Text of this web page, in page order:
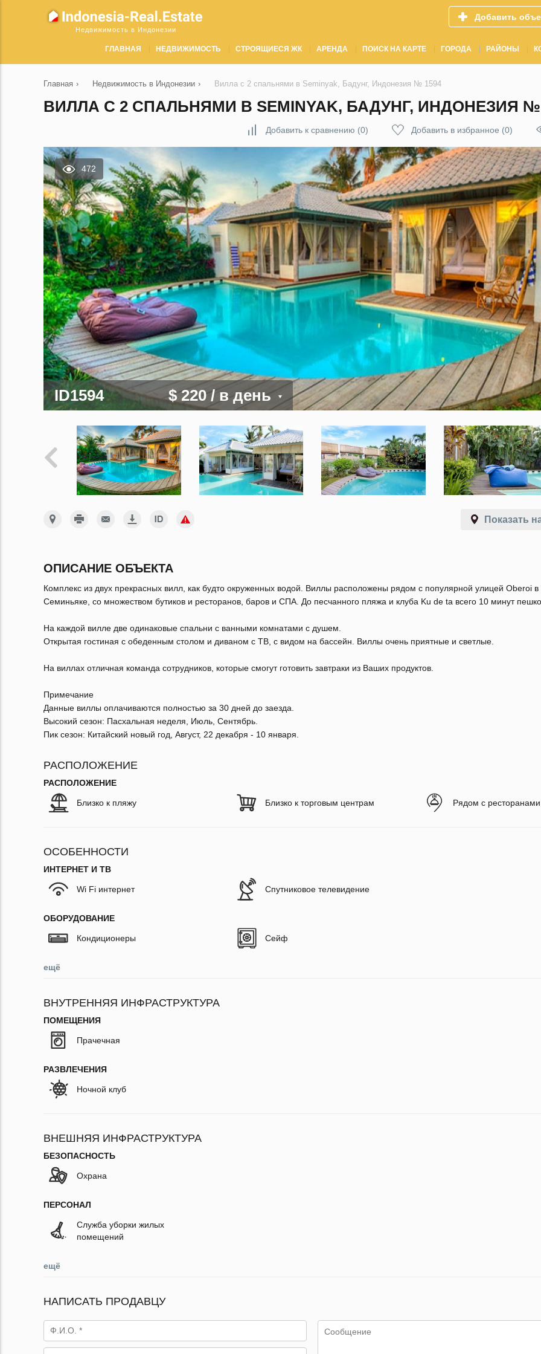
Недвижимость в Индонезии
Добавить
ГЛАВНАЯ НЕДВИЖИМОСТЬ СТРОЯЩИЕСЯ ЖК АРЕНДА ПОИСК НА КАРТЕ ГОРОДА РАЙОНЫ
Главная › Недвижимость в Индонезии › Вилла с 2 спальнями в Seminyak, Бадунг, Индонезия № 1594
ВИЛЛА С 2 СПАЛЬНЯМИ В SEMINYAK, БАДУНГ, ИНДОНЕЗИЯ №
Добавить к сравнению (0) Добавить в избранное (0)
472
ID1594 $ 220/ в день
Показать
ОПИСАНИЕ ОБЪЕКТА
Комплекс из двух прекрасных вилл, как будто окруженных водой. Виллы расположены рядом с популярной улицей Oberoi в
Семиньяке, со множеством бутиков и ресторанов, баров и СПА. До песчанного пляжа и клуба Ku de ta всего 10 минут
На каждой вилле две одинаковые спальни с ванными комнатами с душем.
Открытая гостиная с обеденным столом и диваном с ТВ, с видом на бассейн. Виллы очень приятные и светлые.
На виллах отличная команда сотрудников, которые смогут готовить завтраки из Ваших продуктов.
Примечание
Данные виллы оплачиваются полностью за 30 дней до заезда.
Высокий сезон: Пасхальная неделя, Июль, Сентябрь.
Пик сезон: Китайский новый год, Август, 22 декабря - 10 января.
РАСПОЛОЖЕНИЕ
РАСПОЛОЖЕНИЕ
Близко к пляжу Близко к торговым центрам Рядом с ресторанами
ОСОБЕННОСТИ
ИНТЕРНЕТ И ТВ
Wi Fi интернет Спутниковое телевидение
ОБОРУДОВАНИЕ
Кондиционеры Сейф
ещё
ВНУТРЕННЯЯ ИНФРАСТРУКТУРА
ПОМЕЩЕНИЯ
Прачечная
РАЗВЛЕЧЕНИЯ
Ночной клуб
ВНЕШНЯЯ ИНФРАСТРУКТУРА
БЕЗОПАСНОСТЬ
Охрана
ПЕРСОНАЛ
Служба уборки жилых
помещений
ещё
НАПИСАТЬ ПРОДАВЦУ